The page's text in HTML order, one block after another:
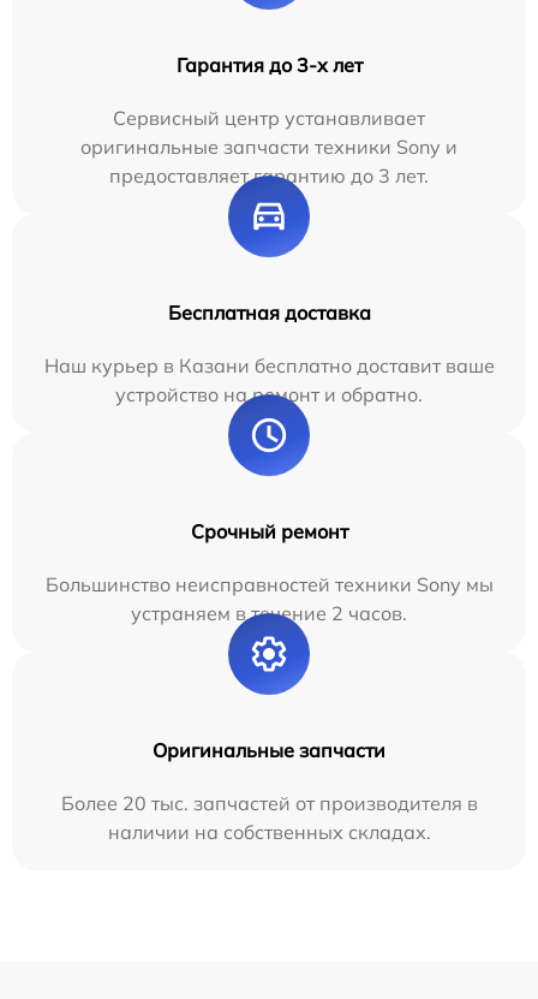
Гарантия до 3-х лет
Сервисный центр устанавливает
оригинальные запчасти техники Sony и
предоставляет гарантию до 3 лет.
Бесплатная доставка
Наш курьер в Казани бесплатно доставит ваше
устройство на ремонт и обратно.
Срочный ремонт
Большинство неисправностей техники Sony мы
устраняем в течение 2 часов.
Оригинальные запчасти
Более 20 тыс. запчастей от производителя в
наличии на собственных складах.